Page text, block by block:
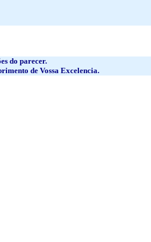
do parecer.
de Vossa Excelencia.